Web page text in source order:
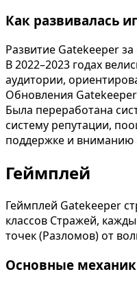
Как развивалась
Развитие Gatekeeper
В 2022–2023 годах
аудитории,
Обновления
Была переработана
систему репутации,
поддержке и вниманию
Геймплей
Геймплей Gatekeeper
классов Стражей,
точек (Разломов) от
Основные